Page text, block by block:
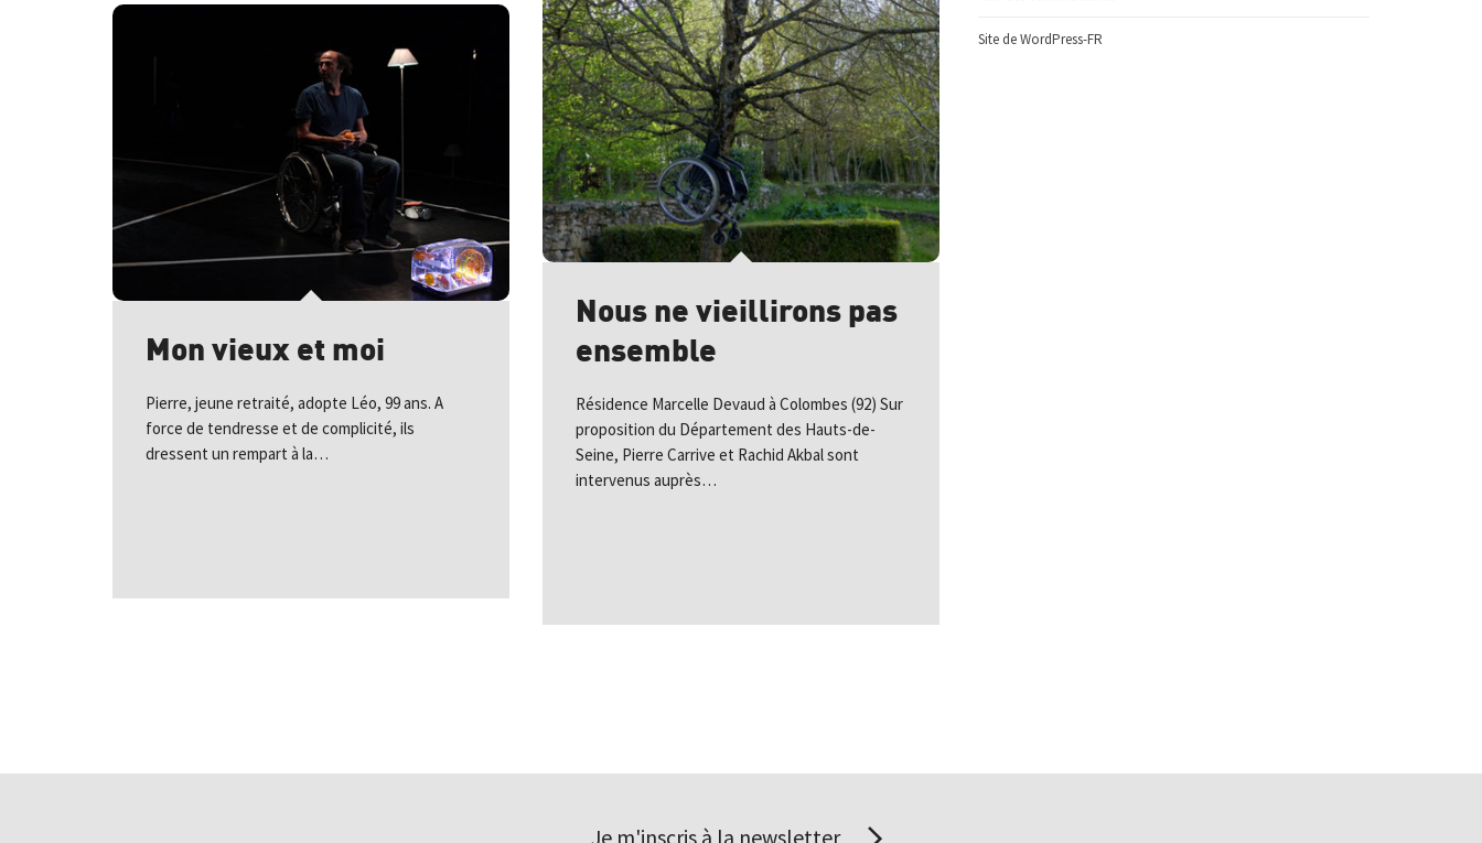
Nous ne vieillirons pas
ensemble
Résidence Marcelle Devaud à Colombes (92) Sur
proposition du Département des Hauts-de-
Seine, Pierre Carrive et Rachid Akbal sont
intervenus auprès…
Mon vieux et moi
Pierre, jeune retraité, adopte Léo, 99 ans. A
force de tendresse et de complicité, ils
dressent un rempart à la…
Site de WordPress-FR
Je m'inscris à la newsletter